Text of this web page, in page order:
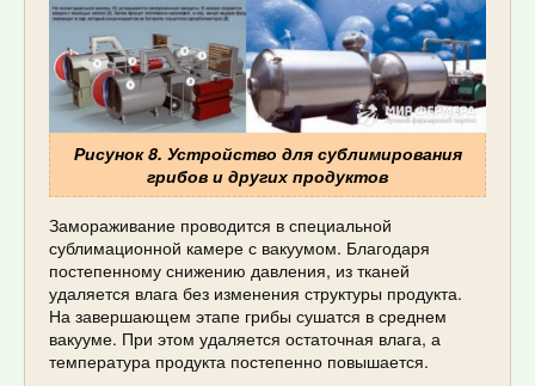
Рисунок 8. Устройство для сублимирования
грибов и других продуктов
Замораживание проводится в специальной
сублимационной камере с вакуумом. Благодаря
постепенному снижению давления, из тканей
удаляется влага без изменения структуры продукта.
На завершающем этапе грибы сушатся в среднем
вакууме. При этом удаляется остаточная влага, а
температура продукта постепенно повышается.